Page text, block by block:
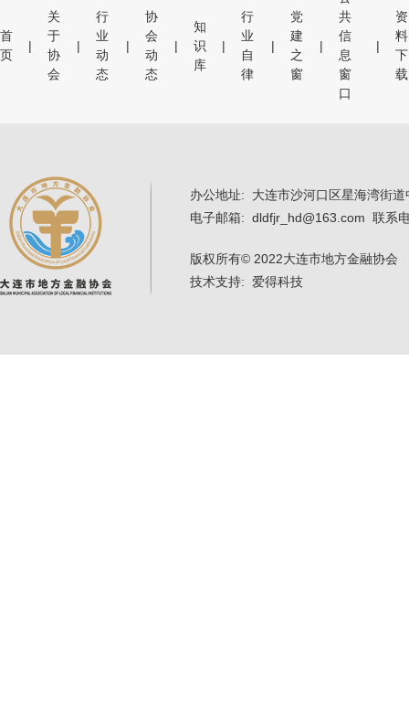
首
页
|
关
于
协
会
|
行
业
动
态
|
协
会
动
态
|
知
识
库
|
行
业
自
律
|
党
建
之
窗
|
共
信
息
窗
口
|
资
料
下
载
办公地址: 大连市沙河口区星海湾街
电子邮箱: dldfjr_hd@163.com 联系
版权所有© 2022大连市地方金融协
技术支持: 爱得科技